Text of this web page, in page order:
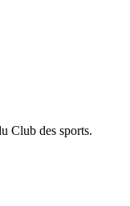
Club des sports.